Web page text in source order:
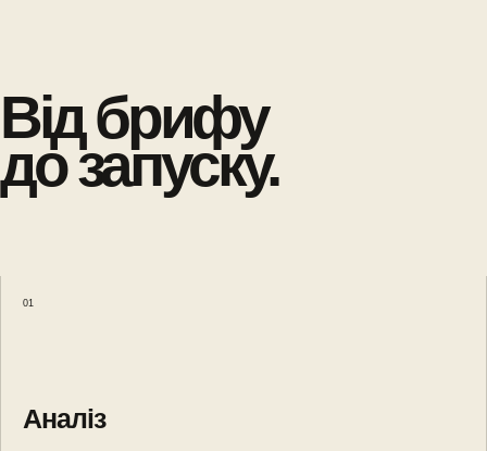
Від брифу
до запуску.
01
Аналіз